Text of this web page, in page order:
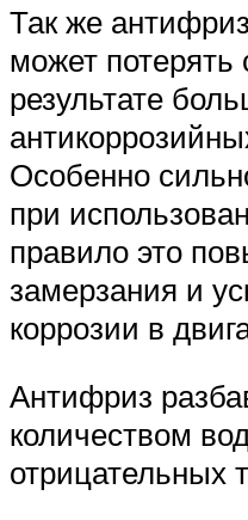
Так же
может потерять
результате
Особенно
при
правило это
замерзания и
коррозии в
Антифриз
количеством
отрицательных